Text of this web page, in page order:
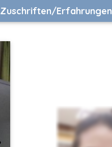
Zuschriften/Erfahrungen